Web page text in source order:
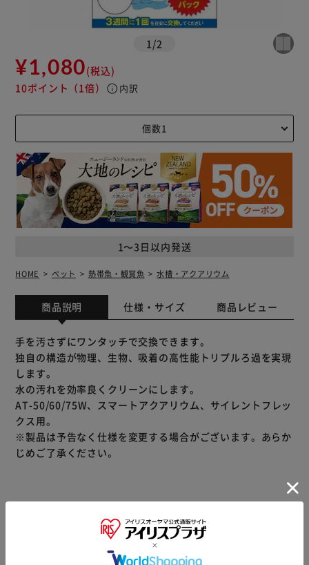
1 /2
¥1,080(税込)
10ポイント （1倍） info 内訳
1～3日以内発送
HOME ペット 熱帯魚・観賞魚 水槽・アクアリウム
商品説明 仕様・サイズ 商品レビュー
手を汚さずにワンタッチで交換できます。
独自の構造が物理、生物、吸着の高性能トリプルろ過を実現
します。
水の汚れを効率良くクリーンにします。
AT-50/60/75W、スマートアクアリウム、サイレントフレッ
クス用。
※製品は予告なく仕様を変更する場合がございます。あらか
じめご了承ください。
までお時間を頂く場合がございます。
また、商品がメーカーにて完売となっていた場合、キャンセ
ル又は注文内容の変更をお願いいたしております。